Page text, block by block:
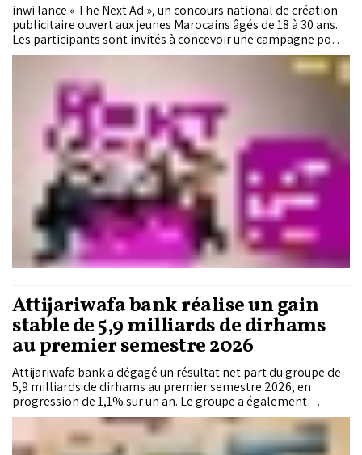
inwi lance « The Next Ad », un concours national de création
publicitaire ouvert aux jeunes Marocains âgés de 18 à 30 ans.
Les participants sont invités à concevoir une campagne pour
la marque. Les douze finalistes bénéficieront d'un bootcamp
Casablanca, où trois lauréats décrocheront des contrats de
collaboration avec l'opérateur.
Attijariwafa bank réalise un gain
stable de 5,9 milliards de dirhams
au premier semestre 2026
Attijariwafa bank a dégagé un résultat net part du groupe de
5,9 milliards de dirhams au premier semestre 2026, en
progression de 1,1% sur un an. Le groupe a également
poursuivi la croissance de son activité de financement et de
collecte de l'épargne tout en lançant son nouveau plan
stratégique « GOAL 2030 ».